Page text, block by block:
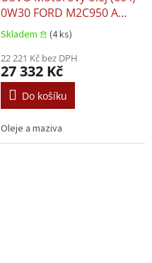
0W30 FORD M2C950 A
JAGUAR 03.5007 LAND
ROVER 03.5007
Skladem 𖠿 (4 ks)
22 221 Kč bez DPH
27 332 Kč
Do košíku
Oleje a maziva